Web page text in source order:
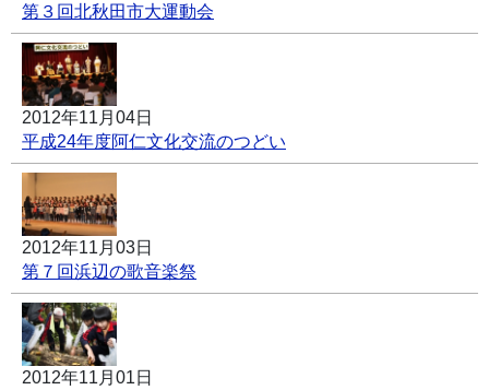
第３回北秋田市大運動会
2012年11月04日
平成24年度阿仁文化交流のつどい
2012年11月03日
第７回浜辺の歌音楽祭
2012年11月01日